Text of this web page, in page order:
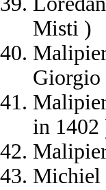
Misti )
Giorgio
in 1402
Michiel